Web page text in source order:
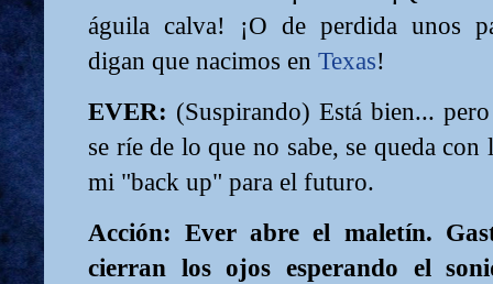
águila calva! ¡O de perdida unos
digan que nacimos en Texas!
EVER: (Suspirando) Está bien...
se ríe de lo que no sabe, se queda
mi "back up" para el futuro.
Acción: Ever abre el maletín.
cierran los ojos esperando el